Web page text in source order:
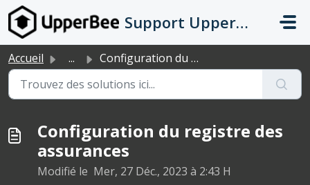
Passer au contenu principal
Support UpperBee
Accueil ... Configuration du registre des assurances
Configuration du registre des
assurances
Modifié le Mer, 27 Déc., 2023 à 2:43 H